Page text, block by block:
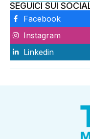
SEGUICI SUI
Facebook
Instagram
Linkedin